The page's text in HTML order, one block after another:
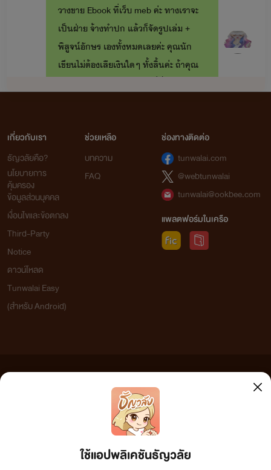
23:44
วางขาย Ebook ที่เว็บ meb ค่ะ ทางเราจะ
เป็นฝ่าย จ้างทำปก แล้วก็จัดรูปเล่ม +
พิสูจน์อักษร เองทั้งหมดเลยค่ะ คุณนัก
เขียนไม่ต้องเสียเงินใดๆ ทั้งสิ้นค่ะ ถ้าคุณ
ราคา เรื่องละ 4000.- ค้าบ
สวัสดีค่ะ สนใจซื้อนิยาย เรื่องนี้ค่ะ คุณนัก
เขียน สามารถติดเหรียญใน raw ได้
เป็นฝ่าย จ้างทำปก แล้วก็จัดรูปเล่ม +
พิสูจน์อักษร เองทั้งหมดเลยค่ะ คุณนัก
ค่ะ ^^ ส่วนติดต่อผ่านไลน์ @610qmbsh
ราคา เรื่องละ 4000.- ค้าบ
ใช้แอปพลิเคชันธัญวลัย
เกี่ยวกับเรา
ธัญวลัยคือ?
นโยบายการ
คุ้มครอง
ข้อมูลส่วนบุคคล
เงื่อนไขและข้อตกลง
Third-Party
Notice
ดาวน์โหลด
Tunwalai Easy
(สำหรับ Android)
ช่วยเหลือ
บทความ
FAQ
ช่องทางติดต่อ
tunwalai.com
@webtunwalai
tunwalai@ookbee.com
แพลตฟอร์มในเครือ
เว็บไซต์แห่งนี้ไม่ได้เห็นด้วยและไม่ขอรับผิดชอบต่อข้อความใดๆ ทั้งสิ้น ดังนั้นผู้อ่านทุกท่านโปรดใช้
วิจารณญาณในการกลั่นกรองด้วยตนเอง และหากท่านพบข้อความใดๆ ที่ขัดต่อกฎหมายและศีลธรรม
กรุณาแจ้งมาที่ tunwalai@ookbee.com เพื่อทีมงานจะได้ดำเนินการในทันที ทั้งนี้ ทางเว็บไซต์ขอสงวน
ลิขสิทธิ์ตามพระราชบัญญัติลิขสิทธิ์ (ฉบับเพิ่มเติม) พ.ศ.2558